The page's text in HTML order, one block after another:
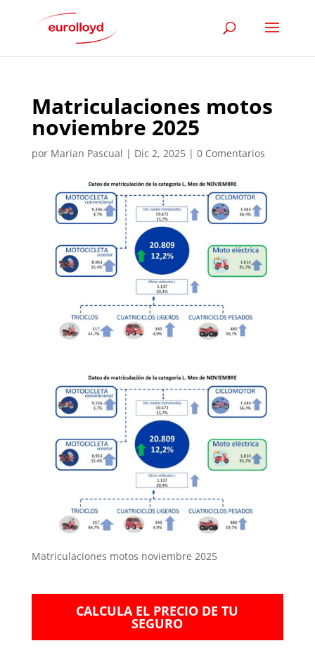
Matriculaciones motos
noviembre 2025
por Marian Pascual | Dic 2, 2025| 0 Comentarios
Matriculaciones motos noviembre 2025
CALCULA EL PRECIO DE TU
SEGURO